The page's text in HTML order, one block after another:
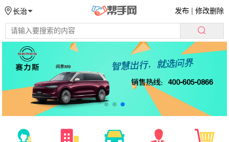
长治 发布 |修改删除